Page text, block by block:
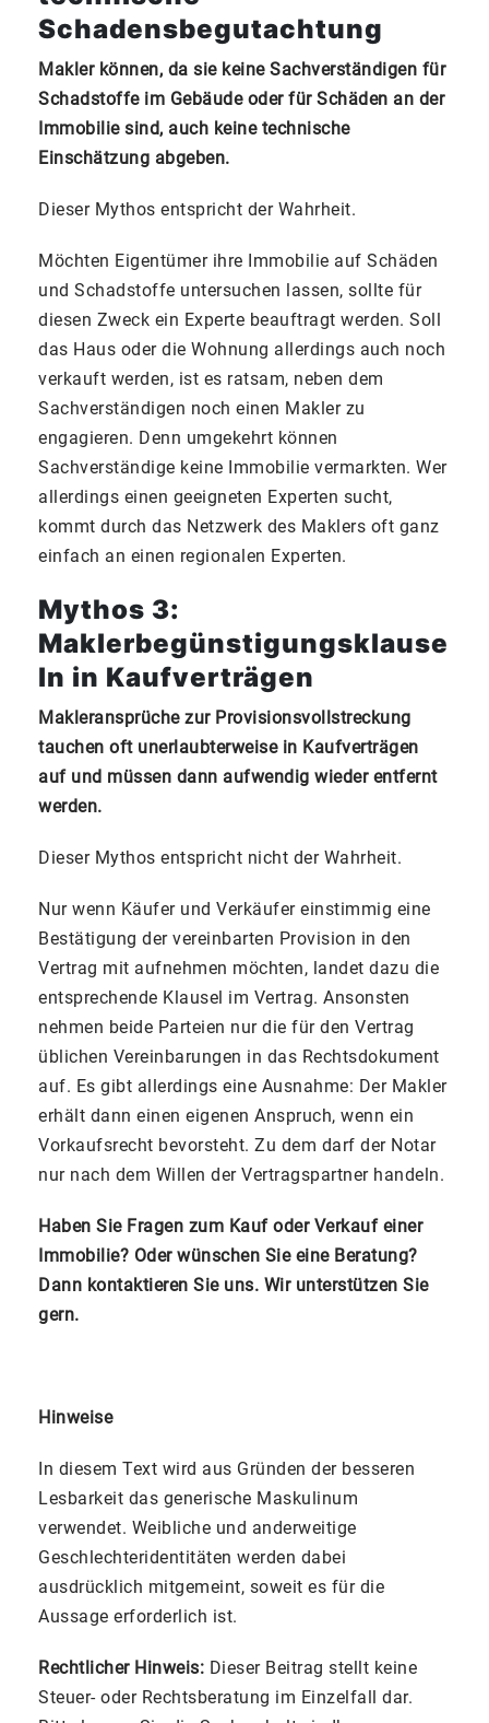
Schadensbegutachtung
Makler können, da sie keine Sachverständigen für
Schadstoffe im Gebäude oder für Schäden an der
Immobilie sind, auch keine technische
Einschätzung abgeben.
Dieser Mythos entspricht der Wahrheit.
Möchten Eigentümer ihre Immobilie auf Schäden
und Schadstoffe untersuchen lassen, sollte für
diesen Zweck ein Experte beauftragt werden. Soll
das Haus oder die Wohnung allerdings auch noch
verkauft werden, ist es ratsam, neben dem
Sachverständigen noch einen Makler zu
engagieren. Denn umgekehrt können
Sachverständige keine Immobilie vermarkten. Wer
allerdings einen geeigneten Experten sucht,
kommt durch das Netzwerk des Maklers oft ganz
einfach an einen regionalen Experten.
Mythos 3:
Maklerbegünstigungsklause
ln in Kaufverträgen
Makleransprüche zur Provisionsvollstreckung
tauchen oft unerlaubterweise in Kaufverträgen
auf und müssen dann aufwendig wieder entfernt
werden.
Dieser Mythos entspricht nicht der Wahrheit.
Nur wenn Käufer und Verkäufer einstimmig eine
Bestätigung der vereinbarten Provision in den
Vertrag mit aufnehmen möchten, landet dazu die
entsprechende Klausel im Vertrag. Ansonsten
nehmen beide Parteien nur die für den Vertrag
üblichen Vereinbarungen in das Rechtsdokument
auf. Es gibt allerdings eine Ausnahme: Der Makler
erhält dann einen eigenen Anspruch, wenn ein
Vorkaufsrecht bevorsteht. Zu dem darf der Notar
nur nach dem Willen der Vertragspartner handeln.
Haben Sie Fragen zum Kauf oder Verkauf einer
Immobilie? Oder wünschen Sie eine Beratung?
Dann kontaktieren Sie uns. Wir unterstützen Sie
gern.
Hinweise
In diesem Text wird aus Gründen der besseren
Lesbarkeit das generische Maskulinum
verwendet. Weibliche und anderweitige
Geschlechteridentitäten werden dabei
ausdrücklich mitgemeint, soweit es für die
Aussage erforderlich ist.
Rechtlicher Hinweis: Dieser Beitrag stellt keine
Steuer- oder Rechtsberatung im Einzelfall dar.